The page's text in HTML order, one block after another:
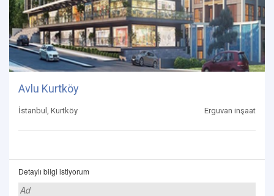
Avlu Kurtköy
İstanbul, Kurtköy Erguvan inşaat
Detaylı bilgi istiyorum